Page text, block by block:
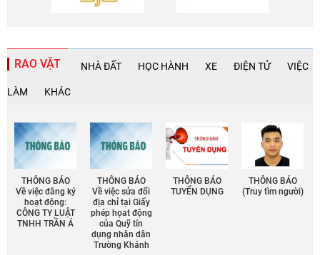
RAO VẶT NHÀ ĐẤT HỌC HÀNH XE ĐIỆN TỬ VIỆC
LÀM KHÁC
THÔNG BÁO
Về việc đăng ký
hoạt động:
CÔNG TY LUẬT
TNHH TRẦN Á
THÔNG BÁO
Về việc sửa đổi
địa chỉ tại Giấy
phép họat động
của Quỹ tín
dụng nhân dân
Trường Khánh
THÔNG BÁO
TUYỂN DỤNG
THÔNG BÁO
(Truy tìm người)